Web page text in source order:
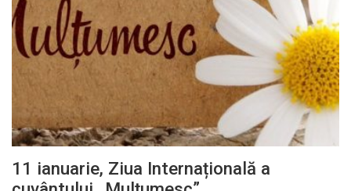
11 ianuarie, Ziua Internațională a